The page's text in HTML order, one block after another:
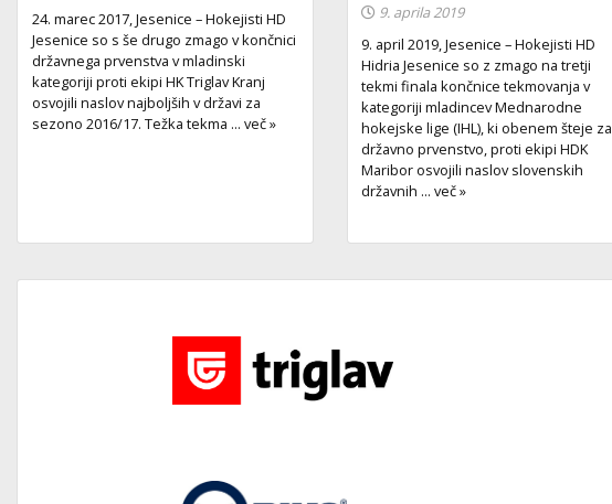
24. marec 2017, Jesenice – Hokejisti HD
Jesenice so s še drugo zmago v končnici
državnega prvenstva v mladinski
kategoriji proti ekipi HK Triglav Kranj
osvojili naslov najboljših v državi za
sezono 2016/17. Težka tekma ... več »
9. aprila 2019
9. april 2019, Jesenice – Hokejisti HD
Hidria Jesenice so z zmago na tretji
tekmi finala končnice tekmovanja v
kategoriji mladincev Mednarodne
hokejske lige (IHL), ki obenem šteje za
državno prvenstvo, proti ekipi HDK
Maribor osvojili naslov slovenskih
državnih ... več »